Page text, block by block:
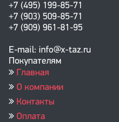
+7 (495) 199-85-71
+7 (903) 509-85-71
+7 (909) 961-81-95
E-mail: info@x-taz.ru
Покупателям
Главная
О компании
Контакты
Оплата